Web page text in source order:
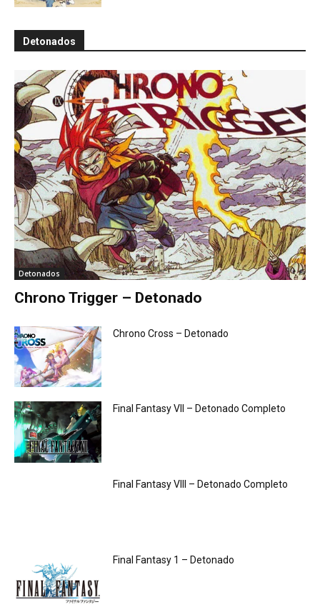
Detonados
Detonados
Chrono Trigger – Detonado
Chrono Cross – Detonado
Final Fantasy VII – Detonado Completo
Final Fantasy VIII – Detonado Completo
Final Fantasy 1 – Detonado